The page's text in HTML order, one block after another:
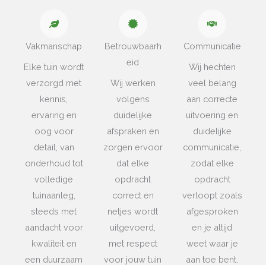
Vakmanschap
Elke tuin wordt
verzorgd met
kennis,
ervaring en
oog voor
detail, van
onderhoud tot
volledige
tuinaanleg,
steeds met
aandacht voor
kwaliteit en
een duurzaam
Betrouwbaarh
eid
Wij werken
volgens
duidelijke
afspraken en
zorgen ervoor
dat elke
opdracht
correct en
netjes wordt
uitgevoerd,
met respect
voor jouw tuin
Communicatie
Wij hechten
veel belang
aan correcte
uitvoering en
duidelijke
communicatie,
zodat elke
opdracht
verloopt zoals
afgesproken
en je altijd
weet waar je
aan toe bent.